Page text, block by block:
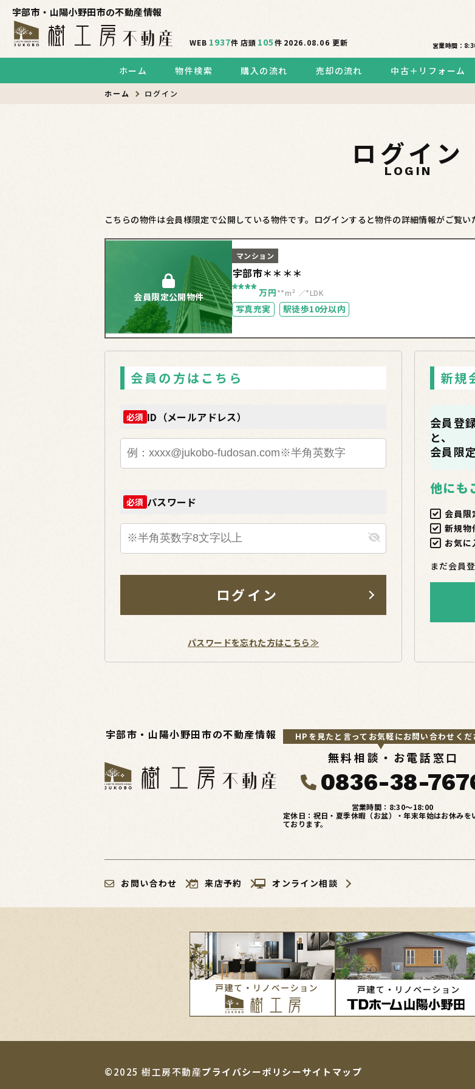
宇部市・山陽小野田市の不動産情報
WEB 1937件 店頭 105件 2026.08.06更新 営業時間：
ホーム 物件検索 購入の流れ 売却の流れ 中古＋リフォーム
ホーム ログイン
ログイン
LOGIN
こちらの物件は会員様限定で公開している物件です。ログインすると物件の詳細情報がご覧い
会員限定公開物件
マンション
宇部市＊＊＊＊
**** 万円**m² *LDK
写真充実
駅徒歩10分以内
会員の方はこちら
必須 ID（メールアドレス）
必須 パスワード
ログイン
パスワードを忘れた方はこちら≫
新規
会員登
と、
会員限
他にも
会員限
新規物
お気に
まだ会員
宇部市・山陽小野田市の不動産情報 HPを見たと言ってお気軽にお問い合わせくだ
無料相談・お電話窓口
0836-38-
営業時間：8:30〜18:00
定休日：祝日・夏季休暇（お盆）・年末年始はお休みを
ております。
お問い合わせ 来店予約 オンライン相談
プライバシーポリシーサイトマップ
©2025 樹工房不動産